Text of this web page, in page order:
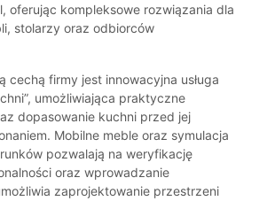
oferując kompleksowe rozwiązania dla
stolarzy oraz odbiorców
cechą firmy jest innowacyjna usługa
umożliwiająca praktyczne
dopasowanie kuchni przed jej
Mobilne meble oraz symulacja
pozwalają na weryfikację
oraz wprowadzanie
zaprojektowanie przestrzeni